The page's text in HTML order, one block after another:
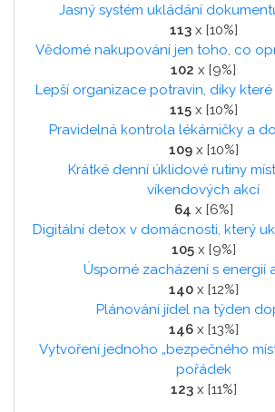
Jasný systém ukládání
113x [10%]
Vědomé nakupování jen toho, co
102 x [9%]
Lepší organizace potravin, díky
115x [10%]
Pravidelná kontrola lékárničky a
109x [10%]
Krátké denní úklidové rutiny
víkendových akcí
64 x [6%]
Digitální detox v domácnosti, který
105x [9%]
Úsporné zacházení s energií
140x [12%]
Plánování jídel na týden
146x [13%]
Vytvoření jednoho „bezpečného
pořádek
123x [11%]